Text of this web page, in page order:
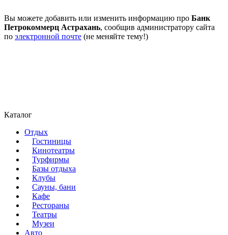
Вы можете добавить или изменить информацию про Банк
Петрокоммерц Астрахань, сообщив администратору сайта
по электронной почте (не меняйте тему!)
Каталог
Отдых
Гостиницы
Кинотеатры
Турфирмы
Базы отдыха
Клубы
Сауны, бани
Кафе
Рестораны
Театры
Музеи
Авто